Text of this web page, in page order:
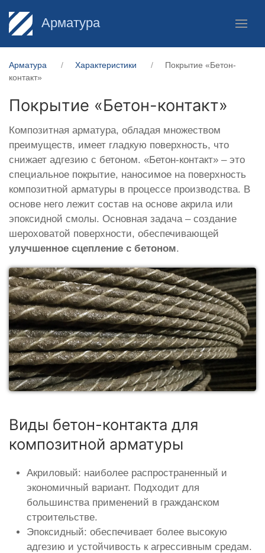
Арматура
Арматура Характеристики
Покрытие «Бетон-
контакт»
Покрытие «Бетон-контакт»
Композитная арматура, обладая множеством
преимуществ, имеет гладкую поверхность, что
снижает адгезию с бетоном. «Бетон-контакт» – это
специальное покрытие, наносимое на поверхность
композитной арматуры в процессе производства. В
основе него лежит состав на основе акрила или
эпоксидной смолы. Основная задача – создание
шероховатой поверхности, обеспечивающей
улучшенное сцепление с бетоном.
Виды бетон-контакта для
композитной арматуры
Акриловый: наиболее распространенный и
экономичный вариант. Подходит для
большинства применений в гражданском
строительстве.
Эпоксидный: обеспечивает более высокую
адгезию и устойчивость к агрессивным средам.